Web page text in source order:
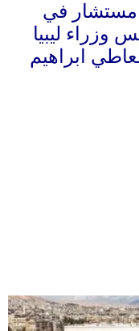
مستشار في
وزراء ليبيا
ابراهيم